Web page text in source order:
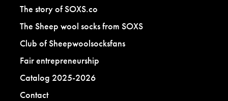
The story of SOXS.co
The Sheep wool socks from SOXS
Club of Sheepwoolsocksfans
Fair entrepreneurship
Catalog 2025-2026
Contact